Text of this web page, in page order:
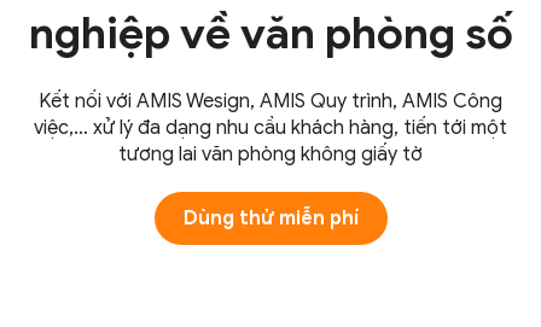
nghiệp về văn phòng số
Kết nối với AMIS Wesign, AMIS Quy trình, AMIS Công
việc,… xử lý đa dạng nhu cầu khách hàng, tiến tới một
tương lai văn phòng không giấy tờ
Dùng thử miễn phí